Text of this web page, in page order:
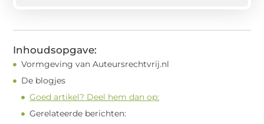
Inhoudsopgave:
Vormgeving van Auteursrechtvrij.nl
De blogjes
Goed artikel? Deel hem dan op:
Gerelateerde berichten: